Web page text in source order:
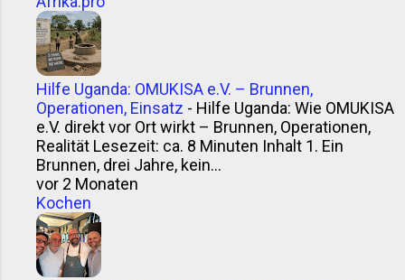
Hilfe Uganda: OMUKISA e.V. – Brunnen,
Operationen, Einsatz - Hilfe Uganda: Wie OMUKISA
e.V. direkt vor Ort wirkt – Brunnen, Operationen,
Realität Lesezeit: ca. 8 Minuten Inhalt 1. Ein
Brunnen, drei Jahre, kein...
vor 2 Monaten
Kochen